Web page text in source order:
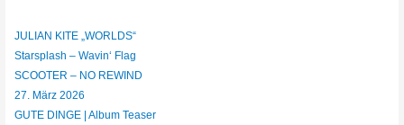
JULIAN KITE „WORLDS“
Starsplash – Wavin‘ Flag
SCOOTER – NO REWIND
27. März 2026
GUTE DINGE | Album Teaser